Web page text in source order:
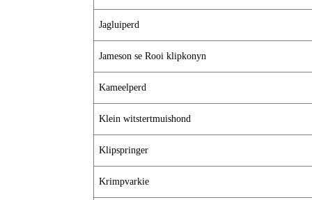
Jagluiperd
Jameson se Rooi klipkonyn
Kameelperd
Klein witstertmuishond
Klipspringer
Krimpvarkie